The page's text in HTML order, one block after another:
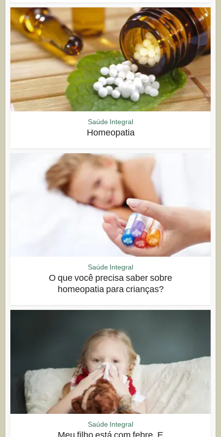
Saúde Integral
Homeopatia
Saúde Integral
O que você precisa saber sobre
homeopatia para crianças?
Saúde Integral